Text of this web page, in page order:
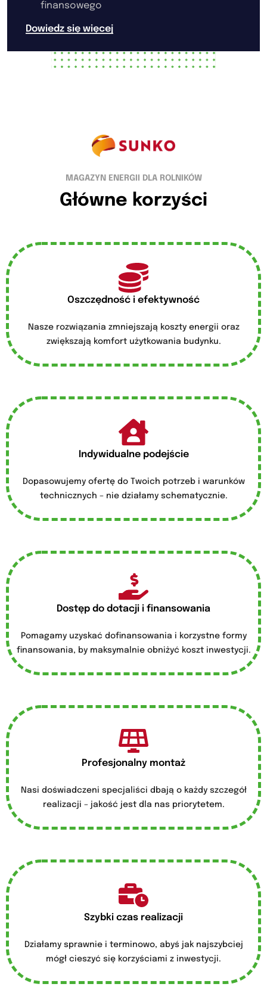
finansowego
Dowiedz się więcej
MAGAZYN ENERGII DLA ROLNIKÓW
Główne korzyści
Oszczędność i efektywność
Nasze rozwiązania zmniejszają koszty energii oraz
zwiększają komfort użytkowania budynku.
Indywidualne podejście
Dopasowujemy ofertę do Twoich potrzeb i warunków
technicznych – nie działamy schematycznie.
Dostęp do dotacji i finansowania
Pomagamy uzyskać dofinansowania i korzystne formy
finansowania, by maksymalnie obniżyć koszt inwestycji.
Profesjonalny montaż
Nasi doświadczeni specjaliści dbają o każdy szczegół
realizacji – jakość jest dla nas priorytetem.
Szybki czas realizacji
Działamy sprawnie i terminowo, abyś jak najszybciej
mógł cieszyć się korzyściami z inwestycji.